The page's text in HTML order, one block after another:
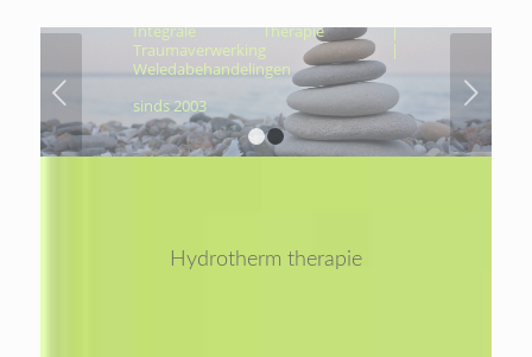
Integrale Therapie |
Traumaverwerking |
Weledabehandelingen
sinds 2003
Volgende
1 2
Hydrotherm therapie